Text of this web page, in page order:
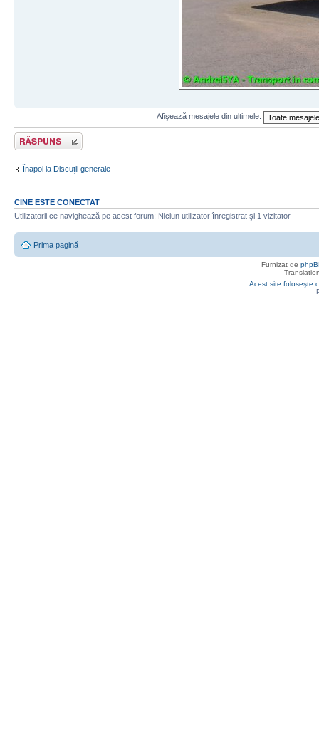
Afişează mesajele din ultimele:
Răspunde
Înapoi la Discuţii generale
CINE ESTE CONECTAT
Utilizatorii ce navighează pe acest forum: Niciun utilizator înregistrat şi 1 vizitator
Prima pagină
Furnizat de
Acest site foloseşte